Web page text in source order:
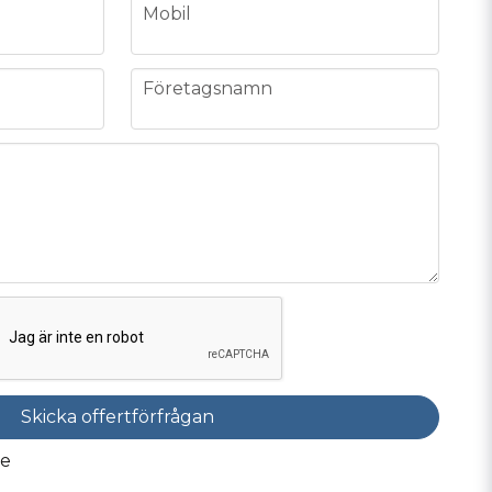
phone
Mobil
company
Företagsnamn
Skicka offertförfrågan